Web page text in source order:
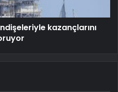
kazançlarını